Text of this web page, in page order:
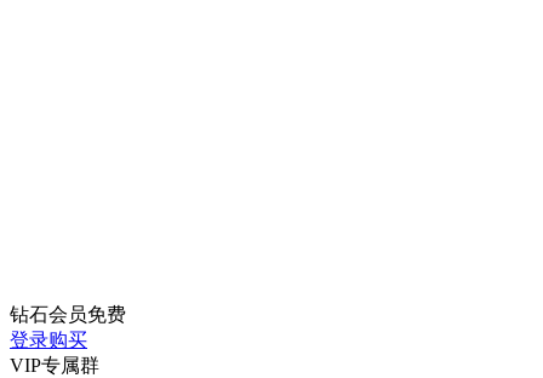
钻石会员免费
登录购买
VIP专属群